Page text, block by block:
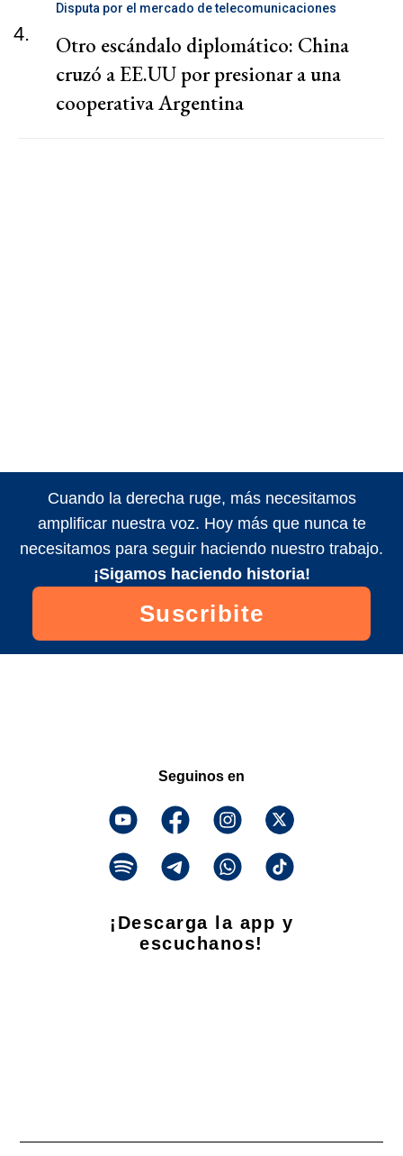
4.
Disputa por el mercado de telecomunicaciones
Otro escándalo diplomático: China
cruzó a EE.UU por presionar a una
cooperativa Argentina
Cuando la derecha ruge, más necesitamos
amplificar nuestra voz. Hoy más que nunca te
necesitamos para seguir haciendo nuestro trabajo.
¡Sigamos haciendo historia!
Suscribite
Seguinos en
¡Descarga la app y
escuchanos!